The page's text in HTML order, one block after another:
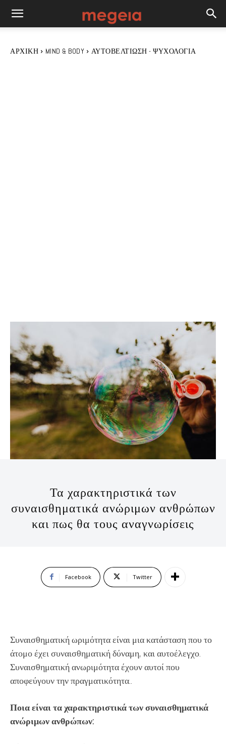
ΑΡΧΙΚΉ MIND & BODY ΑΥΤΟΒΕΛΤΊΩΣΗ - ΨΥΧΟΛΟΓΊΑ
Τα χαρακτηριστικά των
συναισθηματικά ανώριμων ανθρώπων
και πως θα τους αναγνωρίσεις
Facebook Twitter
Συναισθηματική ωριμότητα είναι μια κατάσταση που το
άτομο έχει συναισθηματική δύναμη, και αυτοέλεγχο.
Συναισθηματική ανωριμότητα έχουν αυτοί που
αποφεύγουν την πραγματικότητα..
Ποια είναι τα χαρακτηριστικά των συναισθηματικά
ανώριμων ανθρώπων: